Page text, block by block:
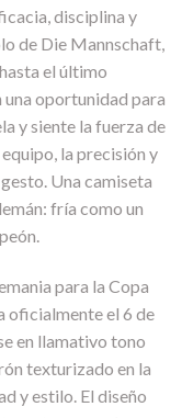
disciplina y
de Die Mannschaft,
el último
una oportunidad para
y siente la fuerza de
la precisión y
Una camiseta
fría como un
para la Copa
oficialmente el 6 de
en llamativo tono
texturizado en la
y estilo. El diseño